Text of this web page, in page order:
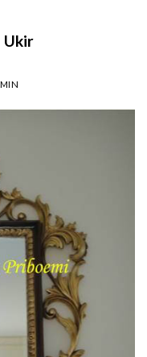
Ukir